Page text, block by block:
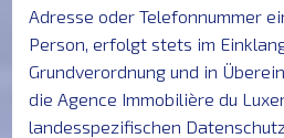
Adresse oder Telefonnummer
Person, erfolgt stets im
Grundverordnung und in
die Agence Immobilière du
landesspezifischen